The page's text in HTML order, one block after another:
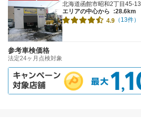
北海道函館市昭和2丁目45-13
エリアの中心から
:28.6km
4.9 （13件）
参考車検価格
法定24ヶ月点検対象